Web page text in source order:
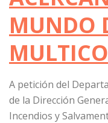
MUNDO
A petición del
de la Dirección
Incendios y